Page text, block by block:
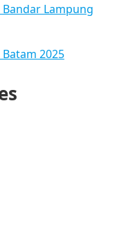
Lampung
2025